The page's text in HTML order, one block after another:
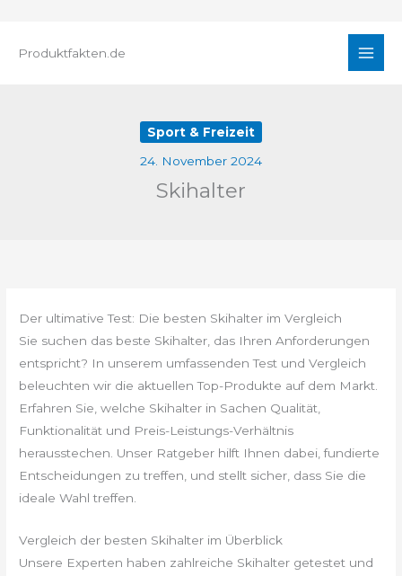
InhaltProduktfakten.de
Sport & Freizeit
24. November 2024
Skihalter
Der ultimative Test: Die besten Skihalter im Vergleich
Sie suchen das beste Skihalter, das Ihren Anforderungen
entspricht? In unserem umfassenden Test und Vergleich
beleuchten wir die aktuellen Top-Produkte auf dem Markt.
Erfahren Sie, welche Skihalter in Sachen Qualität,
Funktionalität und Preis-Leistungs-Verhältnis
herausstechen. Unser Ratgeber hilft Ihnen dabei, fundierte
Entscheidungen zu treffen, und stellt sicher, dass Sie die
ideale Wahl treffen.
Vergleich der besten Skihalter im Überblick
Unsere Experten haben zahlreiche Skihalter getestet und